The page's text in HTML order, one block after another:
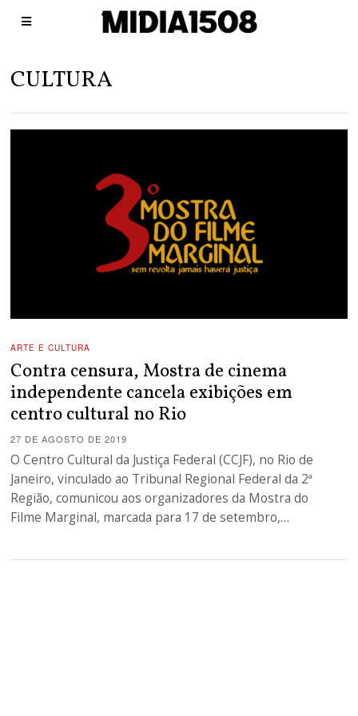
CULTURA
ARTE E CULTURA
Contra censura, Mostra de cinema
independente cancela exibições em
centro cultural no Rio
27 DE AGOSTO DE 2019
O Centro Cultural da Justiça Federal (CCJF), no Rio de
Janeiro, vinculado ao Tribunal Regional Federal da 2ª
Região, comunicou aos organizadores da Mostra do
Filme Marginal, marcada para 17 de setembro,…